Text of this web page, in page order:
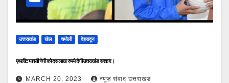
उत्तराखंड खेल चमोली देहरादून
एथलीट मानसी नेगी को दस लाख रुपये देगी उत्तराखंड सरकार।
MARCH 20, 2023 न्यूज़ संवाद उत्तराखंड